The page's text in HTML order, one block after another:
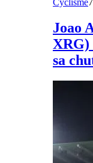
Joao
XRG)
sa